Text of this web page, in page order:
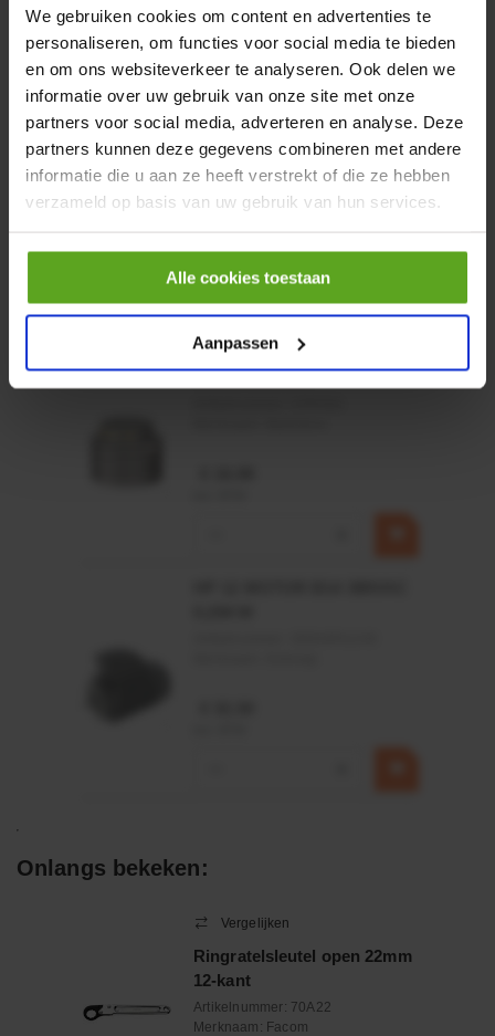
We gebruiken cookies om content en advertenties te
personaliseren, om functies voor social media te bieden
en om ons websiteverkeer te analyseren. Ook delen we
informatie over uw gebruik van onze site met onze
partners voor social media, adverteren en analyse. Deze
partners kunnen deze gegevens combineren met andere
informatie die u aan ze heeft verstrekt of die ze hebben
verzameld op basis van uw gebruik van hun services.
Alle cookies toestaan
Aanpassen
Vaak samen gekocht:
Motor 24VDC 2,2 kw + PTC
Artikelnummer:
MPPDCM24V2200TP
€ 219,68
− +
Rotator CPR 5-01 50kN
4mm x Ø17mm
Onlangs bekeken:
Vergelijken
Ringratelsleutel open 22mm
12-kant
Artikelnummer: 70A22
Merknaam: Facom